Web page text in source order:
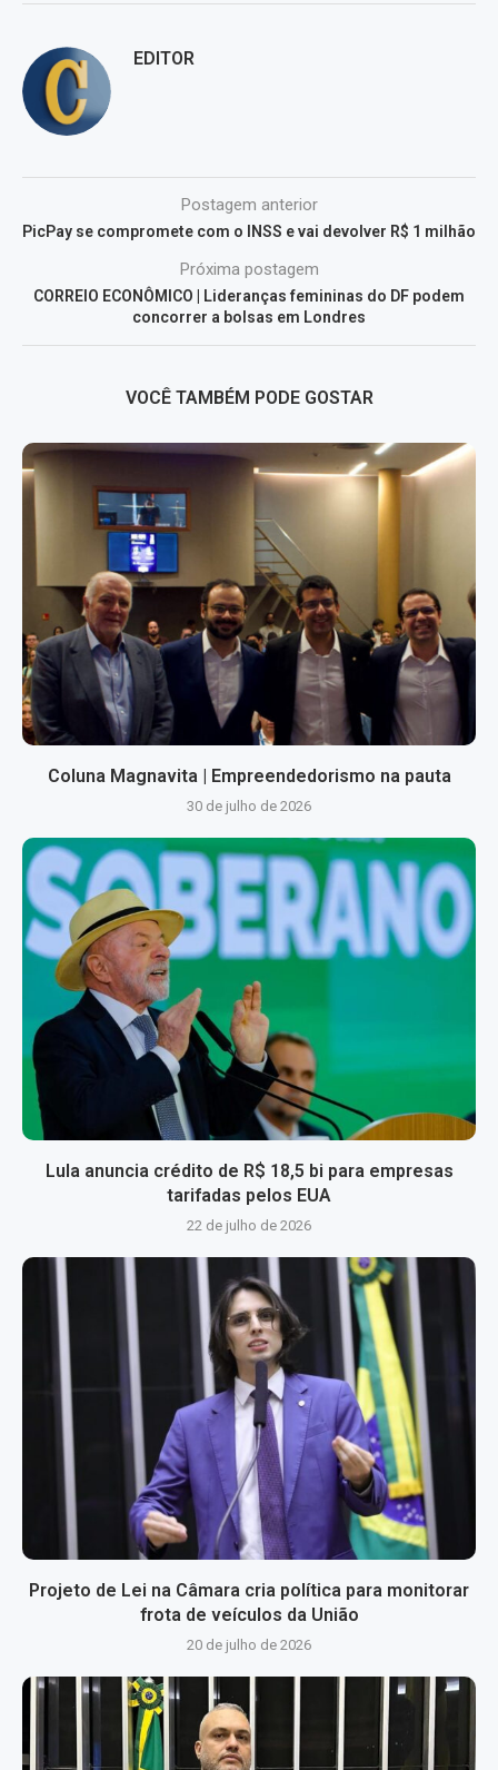
EDITOR
Postagem anterior
PicPay se compromete com o INSS e vai devolver R$ 1 milhão
Próxima postagem
CORREIO ECONÔMICO | Lideranças femininas do DF podem
concorrer a bolsas em Londres
VOCÊ TAMBÉM PODE GOSTAR
Coluna Magnavita | Empreendedorismo na pauta
30 de julho de 2026
Lula anuncia crédito de R$ 18,5 bi para empresas
tarifadas pelos EUA
22 de julho de 2026
Projeto de Lei na Câmara cria política para monitorar
frota de veículos da União
20 de julho de 2026